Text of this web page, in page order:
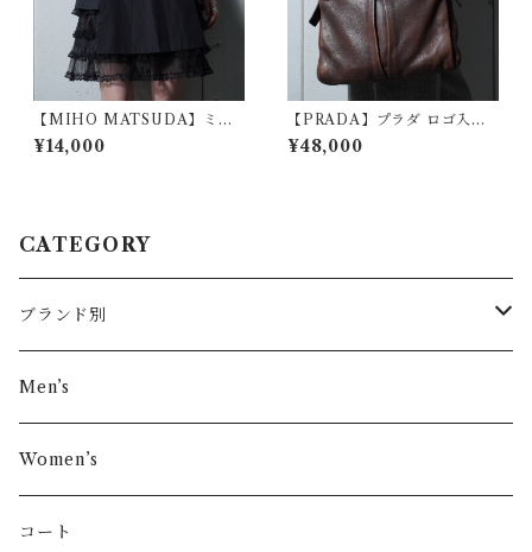
【MIHO MATSUDA】ミホ
マツダ "Gothic Archive" テ
ィアードフリルスカート blac
¥14,000
【PRADA】プラダ ロゴ入レ
ザーショルダーバッグ brown
¥48,000
CATEGORY
ブランド別
その他ブランド
COMME des GARÇONS
Vivienne Westwood
Men’s
Women’s
コート